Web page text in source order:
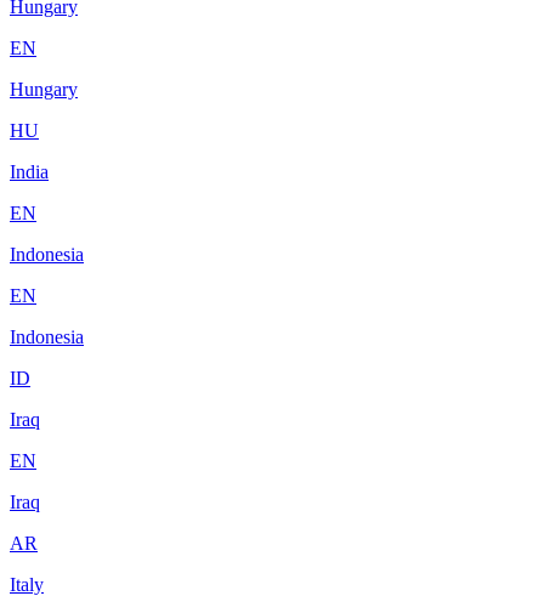
Hungary
EN
Hungary
HU
India
EN
Indonesia
EN
Indonesia
ID
Iraq
EN
Iraq
AR
Italy